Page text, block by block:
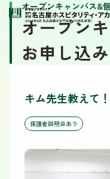
オープンキャンパス&
オープン
お申し込み
キム先生教えて
保護者説明会あり